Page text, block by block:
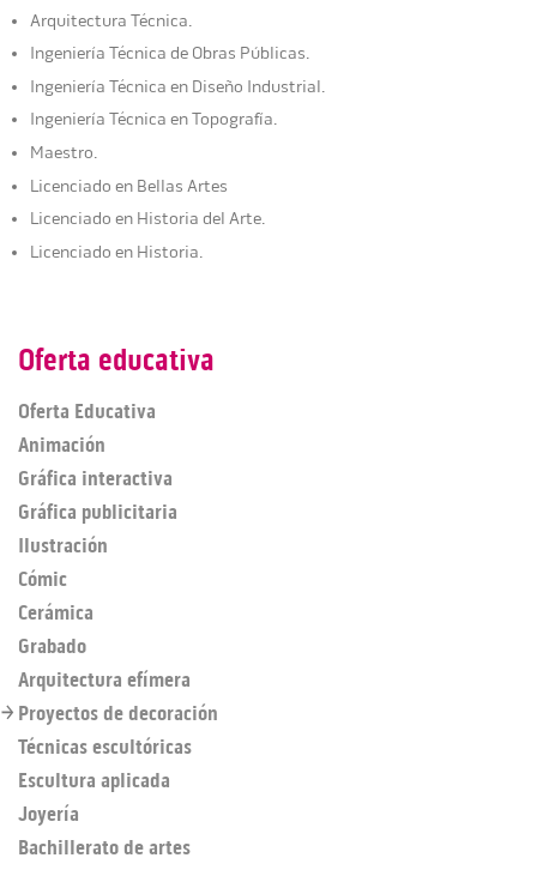
Arquitectura Técnica.
Ingeniería Técnica de Obras Públicas.
Ingeniería Técnica en Diseño Industrial.
Ingeniería Técnica en Topografía.
Maestro.
Licenciado en Bellas Artes
Licenciado en Historia del Arte.
Licenciado en Historia.
Oferta educativa
Oferta Educativa
Animación
Gráfica interactiva
Gráfica publicitaria
Ilustración
Cómic
Cerámica
Grabado
Arquitectura efímera
Proyectos de decoración
Técnicas escultóricas
Escultura aplicada
Joyería
Bachillerato de artes